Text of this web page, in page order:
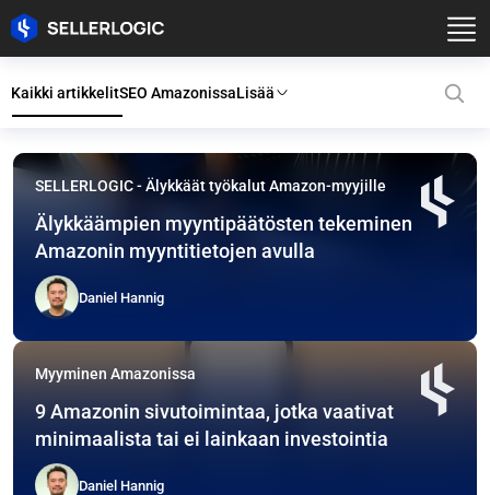
SELLERLOGIC blogi:
Kaikki artikkelitSEO AmazonissaLisää
SELLERLOGIC - Älykkäät työkalut Amazon-myyjille
Älykkäämpien myyntipäätösten tekeminen
Amazonin myyntitietojen avulla
Daniel Hannig
Myyminen Amazonissa
9 Amazonin sivutoimintaa, jotka vaativat
minimaalista tai ei lainkaan investointia
Daniel Hannig